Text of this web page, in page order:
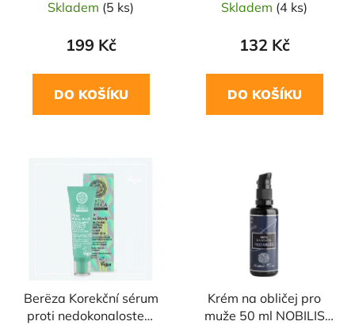
Skladem (5 ks)
199 Kč
DO KOŠÍKU
Skladem (4 ks)
132 Kč
DO KOŠÍKU
Berёza Korekční sérum
proti nedokonalostem
Krém na obličej pro
muže 50 ml NOBILIS